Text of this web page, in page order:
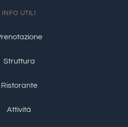
INFO UTILI
Struttura
Ristorante
Attività